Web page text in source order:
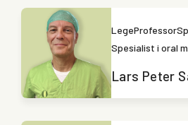
LegeProfessor
Spesialist i oral
Lars Peter